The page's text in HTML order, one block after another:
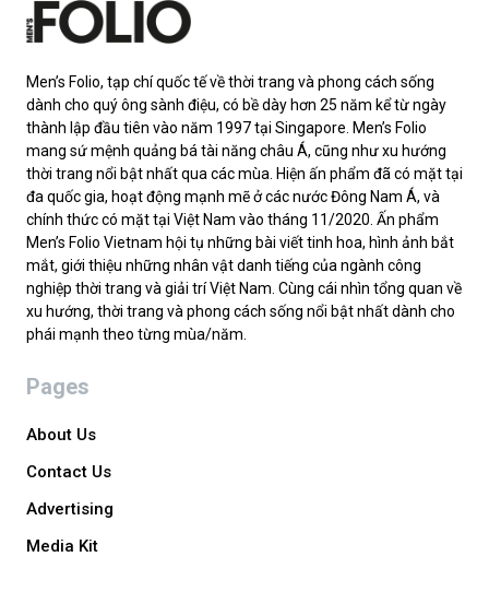
Men’s Folio, tạp chí quốc tế về thời trang và phong cách sống
dành cho quý ông sành điệu, có bề dày hơn 25 năm kể từ ngày
thành lập đầu tiên vào năm 1997 tại Singapore. Men’s Folio
mang sứ mệnh quảng bá tài năng châu Á, cũng như xu hướng
thời trang nổi bật nhất qua các mùa. Hiện ấn phẩm đã có mặt tại
đa quốc gia, hoạt động mạnh mẽ ở các nước Đông Nam Á, và
chính thức có mặt tại Việt Nam vào tháng 11/2020. Ấn phẩm
Men’s Folio Vietnam hội tụ những bài viết tinh hoa, hình ảnh bắt
mắt, giới thiệu những nhân vật danh tiếng của ngành công
nghiệp thời trang và giải trí Việt Nam. Cùng cái nhìn tổng quan về
xu hướng, thời trang và phong cách sống nổi bật nhất dành cho
phái mạnh theo từng mùa/năm.
Pages
About Us
Contact Us
Advertising
Media Kit